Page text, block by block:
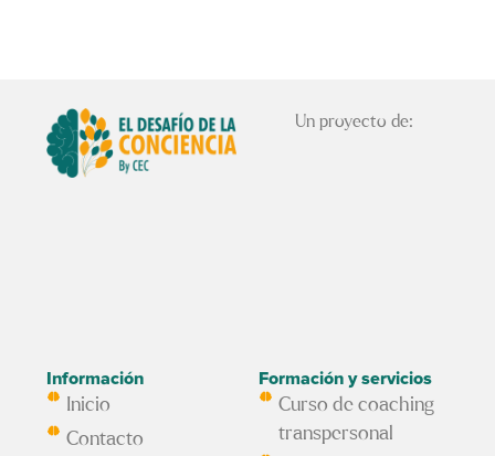
Un proyecto de:
Información
Inicio
Contacto
Formación y servicios
Curso de coaching
transpersonal